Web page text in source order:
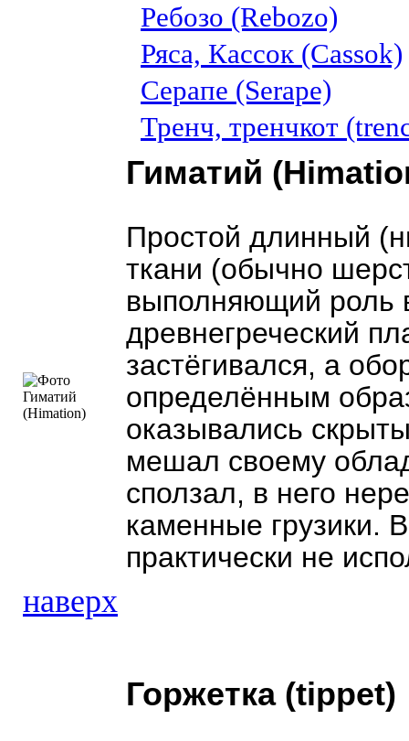
Ребозо (Rebozo)
Ряса, Кассок (Cassok)
Серапе (Serape)
Тренч, тренчкот
Гиматий
Простой длинный
ткани (обычно
выполняющий роль
древнегреческий
застёгивался, а
определённым
оказывались
мешал своему
сползал, в него
каменные грузики.
практически не
наверх
Горжетка (tippet)